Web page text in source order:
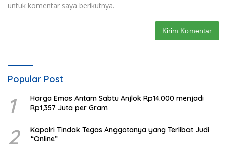
untuk komentar saya berikutnya.
Popular Post
1
Harga Emas Antam Sabtu Anjlok Rp14.000 menjadi
Rp1,357 Juta per Gram
2
Kapolri Tindak Tegas Anggotanya yang Terlibat Judi
“Online”